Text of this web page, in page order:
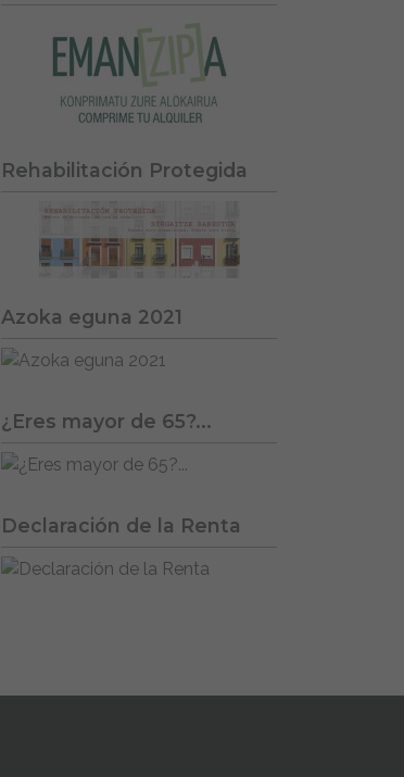
Rehabilitación Protegida
Azoka eguna 2021
¿Eres mayor de 65?...
Declaración de la Renta